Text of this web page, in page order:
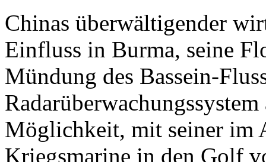
Chinas überwältigender
Einfluss in Burma, seine
Mündung des Bassein-
Möglichkeit, mit seiner im
Kriegsmarine in den Golf